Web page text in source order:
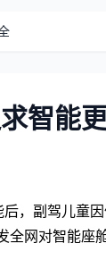
智能
，副驾儿童
网对智能座